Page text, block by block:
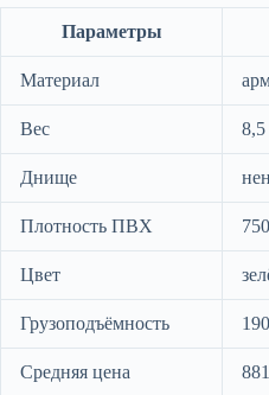
Параметры
Материал
Вес 8,5
Днище
Плотность ПВХ
Цвет
Грузоподъёмность
Средняя цена